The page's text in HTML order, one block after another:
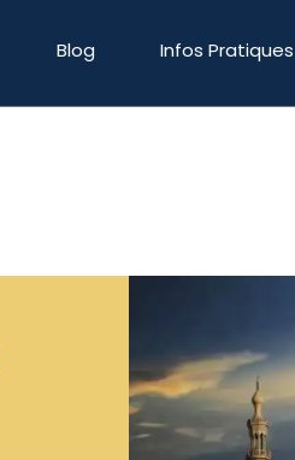
Blog Infos Pratiques